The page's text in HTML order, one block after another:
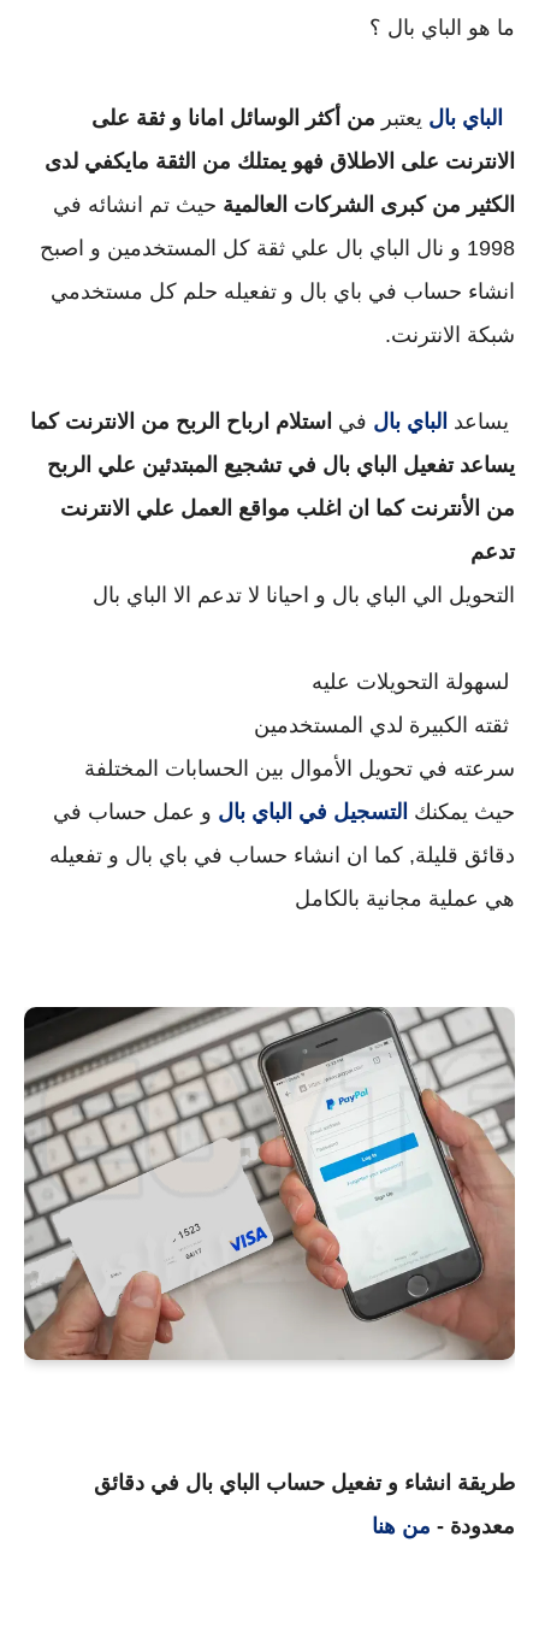
ما هو الباي بال ؟
الباي بال يعتبر من أكثر الوسائل امانا و ثقة على
الانترنت على الاطلاق فهو يمتلك من الثقة مايكفي لدى
الكثير من كبرى الشركات العالمية حيث تم انشائه في
1998 و نال الباي بال علي ثقة كل المستخدمين و اصبح
انشاء حساب في باي بال و تفعيله حلم كل مستخدمي
شبكة الانترنت.
يساعد الباي بال في استلام ارباح الربح من الانترنت كما
يساعد تفعيل الباي بال في تشجيع المبتدئين علي الربح
من الأنترنت كما ان اغلب مواقع العمل علي الانترنت
تدعم
التحويل الي الباي بال و احيانا لا تدعم الا الباي بال
لسهولة التحويلات عليه
ثقته الكبيرة لدي المستخدمين
سرعته في تحويل الأموال بين الحسابات المختلفة
حيث يمكنك التسجيل في الباي بال و عمل حساب في
دقائق قليلة, كما ان انشاء حساب في باي بال و تفعيله
هي عملية مجانية بالكامل
طريقة انشاء و تفعيل حساب الباي بال في دقائق
معدودة - من هنا